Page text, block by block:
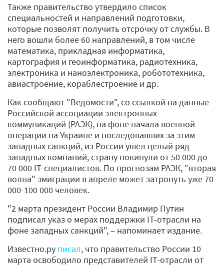
Также правительство утвердило список
специальностей и направлений подготовки,
которые позволят получить отсрочку от службы. В
него вошли более 60 направлений, в том числе
математика, прикладная информатика,
картография и геоинформатика, радиотехника,
электроника и наноэлектроника, робототехника,
авиастроение, кораблестроение и др.
Как сообщают "Ведомости", со ссылкой на данные
Российской ассоциации электронных
коммуникаций (РАЭК), на фоне начала военной
операции на Украине и последовавших за этим
западных санкций, из России ушел целый ряд
западных компаний, страну покинули от 50 000 до
70 000 IT-специалистов. По прогнозам РАЭК, "вторая
волна" эмиграции в апреле может затронуть уже 70
000-100 000 человек.
"2 марта президент России Владимир Путин
подписал указ о мерах поддержки IT-отрасли на
фоне западных санкций", – напоминает издание.
Известно.ру писал, что правительство России 10
марта освободило представителей IT-отрасли от